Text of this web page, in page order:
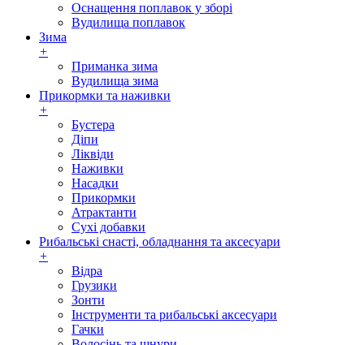
Оснащення поплавок у зборі
Вудилища поплавок
Зима
+
Приманка зима
Вудилища зима
Прикормки та наживки
+
Бустера
Діпи
Ліквіди
Наживки
Насадки
Прикормки
Атрактанти
Сухі добавки
Рибальські снасті, обладнання та аксесуари
+
Відра
Грузики
Зонти
Інструменти та рибальські аксесуари
Гачки